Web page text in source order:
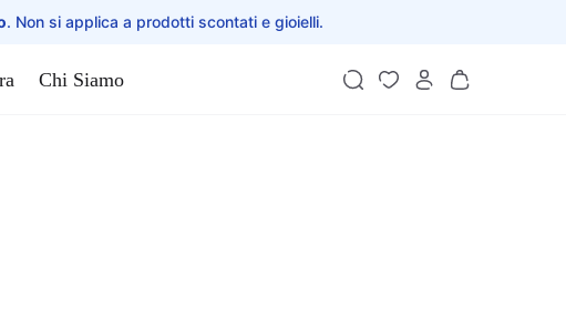
. Non si applica a prodotti scontati e gioielli.
Chi Siamo